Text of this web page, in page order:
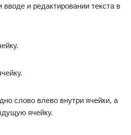
и редактировании текста в
слово влево внутри ячейки, а
ячейку.